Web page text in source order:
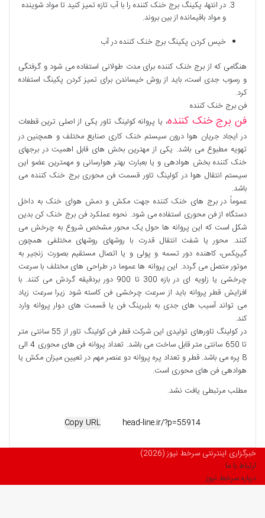
در انتها، پکینگ برج خنک کننده را با آب تازه تمیز کنید تا مواد شوینده
و مواد باقیمانده از بین بروند.
خیس کردن پکینگ برج خنک کننده در آب
هنگامی که از برج خنک کننده برای مدت طولانی استفاده می شود و گرفتگی
و رسوب جدی است، باید از روش خیساندن برای تمیز کردن پکینگ استفاده
کرد.
فن برج خنک کننده
فن برج خنک کننده، یا پروانه کولینگ تاور یکی از اصلی ترین قطعات
در ایجاد جریان هوا درون سیستم خنک کاری صنایع مختلف و همچنین در
تهویه مطبوع می باشد. یکی از مهترین بخش های قابل اهمیت در برجهای
خنک کننده بخش هوادهی و یا بعبارت بهتر هوارسانی و مهمترین عضو این
سیستم انتقال هوا در کولینگ تاور قسمت فن محوری برج خنک کننده می
باشد.
عموماً در برج های خنک کننده جهت مکش و دمش هوای خنک به داخل
دستگاه از فن محوری استفاده می شود. نحوه عملکرد فن برج خنک کن بدین
شکل است که این پروانه ها حول یک محور مشخص شروع به چرخش می
کنند. محور یا شفت انتقال قدرت با روشهای روشهای مختلفی همچون
گیربکس، کاهنده دور تسمه و پولی و یا اتصال مستقیم بصورت زنجیر به
موتور متصل می گردد. این پروانه ها عموما در طراحی های مختلف با سرعت
چرخشی یا زاویه ای در بازه 300 تا 900 دور بردقیقه گردش می کنند. با
افزایش قطر پروانه باید از سرعت چرخشی فن کاسته شود زیرا سرعت زیاد
می تواند آسیب های جدی به بلبرینگ فن یا قسمت های دوار پروانه وارد
کند.
در کولینگ تاورهای تولیدی این شرکت قطر فن کولینگ تاور از 55 سانتی متر
تا 650 سانتی متر قابل ساخت می باشد. تعداد پروانه فن های محوری 4 الی
8 پره می باشد. قطر و تعداد پره پروانه دو عنصر مهم در تعیین میزان مکش یا
هوادهی فن های محوری است.
مطلب مرتبطی یافت نشد.
Copy URL
خبرگزاری اینترنتی سرخط نیوز (2026)
ارتباط با ما
درباره سرخط نیوز